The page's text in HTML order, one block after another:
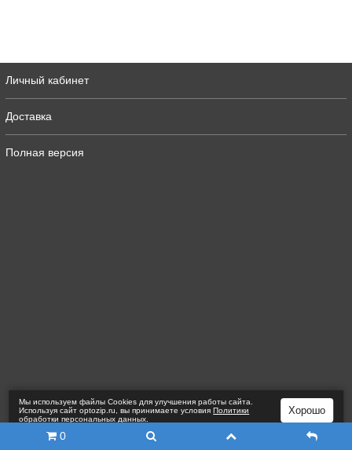
Личный кабинет
Доставка
Полная версия
0
Мы используем файлы Сookies для улучшения работы сайта.
Используя сайт optozip.ru, вы принимаете условияПолитики
обработки персональных данных
Хорошо